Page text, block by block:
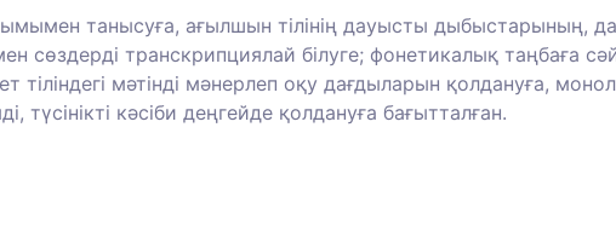
танысуға, ағылшын тілінің дауысты дыбыстарының,
сөздерді транскрипциялай білуге; фонетикалық таңбаға
тіліндегі мәтінді мәнерлеп оқу дағдыларын қолдануға,
түсінікті кәсіби деңгейде қолдануға бағытталған.